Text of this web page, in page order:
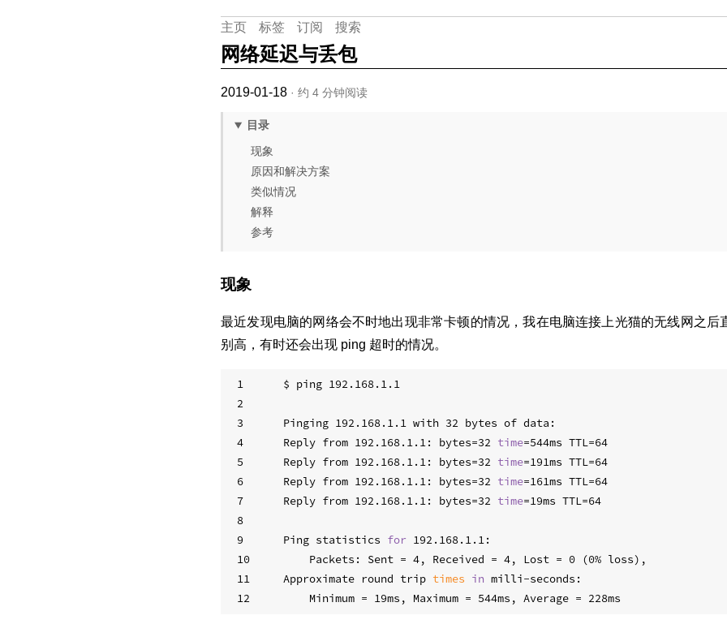
主页 标签 订阅 搜索
网络延迟与丢包
2019-01-18 · 约 4 分钟阅读
目录
现象
原因和解决方案
类似情况
解释
参考
现象
最近发现电脑的网络会不时地出现非常卡顿的情况，我在电脑连接上光猫的无线网之后
别高，有时还会出现 ping 超时的情况。
1
2
3
4
5
6
7
8
9
10
11
12
$ ping 192.168.1.1
Pinging 192.168.1.1 with 32 bytes of data:
Reply from 192.168.1.1: bytes=32 time=544ms TTL=64
Reply from 192.168.1.1: bytes=32 time=191ms TTL=64
Reply from 192.168.1.1: bytes=32 time=161ms TTL=64
Reply from 192.168.1.1: bytes=32 time=19ms TTL=64
Ping statistics for 192.168.1.1:
    Packets: Sent = 4, Received = 4, Lost = 0 (0% loss),
Approximate round trip times in milli-seconds:
    Minimum = 19ms, Maximum = 544ms, Average = 228ms